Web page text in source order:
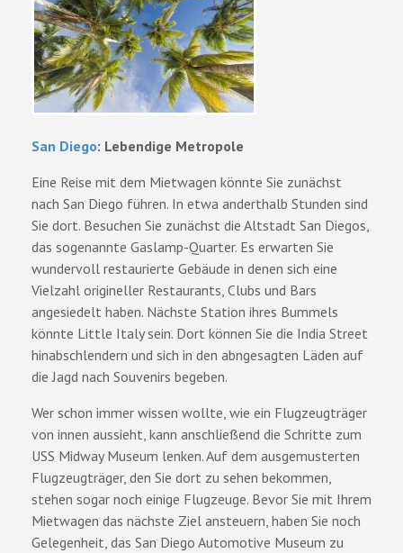
San Diego: Lebendige Metropole
Eine Reise mit dem Mietwagen könnte Sie zunächst
nach San Diego führen. In etwa anderthalb Stunden sind
Sie dort. Besuchen Sie zunächst die Altstadt San Diegos,
das sogenannte Gaslamp-Quarter. Es erwarten Sie
wundervoll restaurierte Gebäude in denen sich eine
Vielzahl origineller Restaurants, Clubs und Bars
angesiedelt haben. Nächste Station ihres Bummels
könnte Little Italy sein. Dort können Sie die India Street
hinabschlendern und sich in den abngesagten Läden auf
die Jagd nach Souvenirs begeben.
Wer schon immer wissen wollte, wie ein Flugzeugträger
von innen aussieht, kann anschließend die Schritte zum
USS Midway Museum lenken. Auf dem ausgemusterten
Flugzeugträger, den Sie dort zu sehen bekommen,
stehen sogar noch einige Flugzeuge. Bevor Sie mit Ihrem
Mietwagen das nächste Ziel ansteuern, haben Sie noch
Gelegenheit, das San Diego Automotive Museum zu